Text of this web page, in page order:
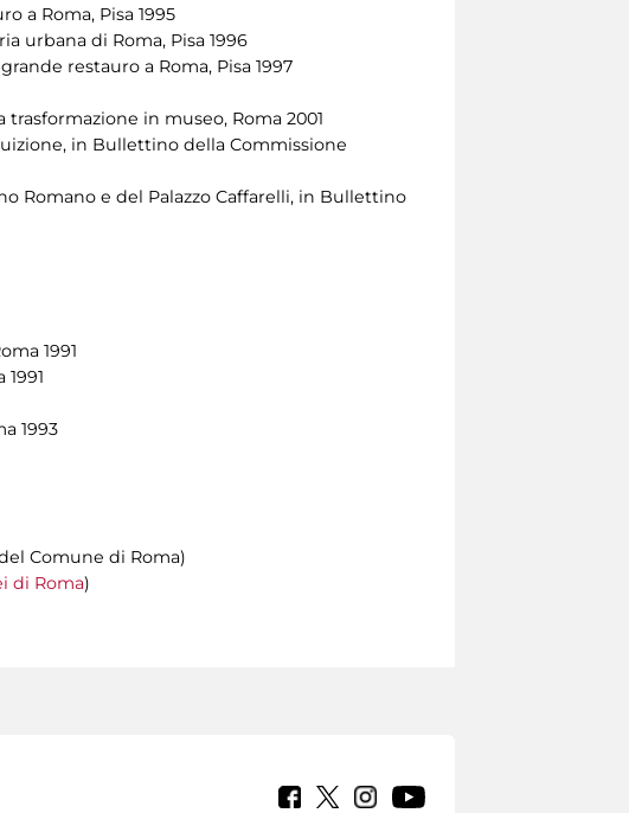
a Roma, Pisa 1995
urbana di Roma, Pisa 1996
restauro a Roma, Pisa 1997
trasformazione in museo, Roma 2001
in Bullettino della Commissione
Romano e del Palazzo Caffarelli, in Bullettino
1991
1993
Comune di Roma)
di Roma)